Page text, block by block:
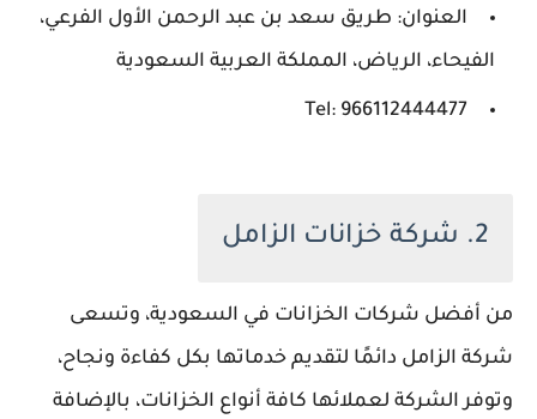
العنوان: طريق سعد بن عبد الرحمن الأول الفرعي،
الفيحاء، الرياض، المملكة العربية السعودية
Tel: 966112444477
2. شركة خزانات الزامل
من أفضل شركات الخزانات في السعودية، وتسعى
شركة الزامل دائمًا لتقديم خدماتها بكل كفاءة ونجاح،
وتوفر الشركة لعملائها كافة أنواع الخزانات، بالإضافة